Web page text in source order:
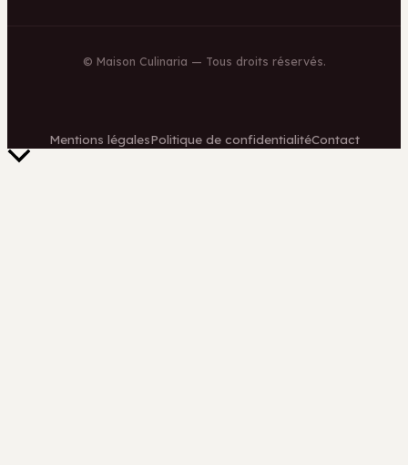
© Maison Culinaria — Tous droits réservés.
Mentions légalesPolitique de confidentialitéContact